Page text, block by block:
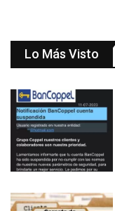
Lo Más Visto